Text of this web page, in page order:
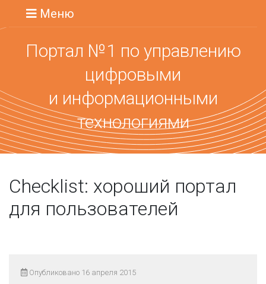
Меню
Портал №1 по управлению
цифровыми
и информационными
технологиями
Checklist: хороший портал
для пользователей
Опубликовано 16 апреля 2015